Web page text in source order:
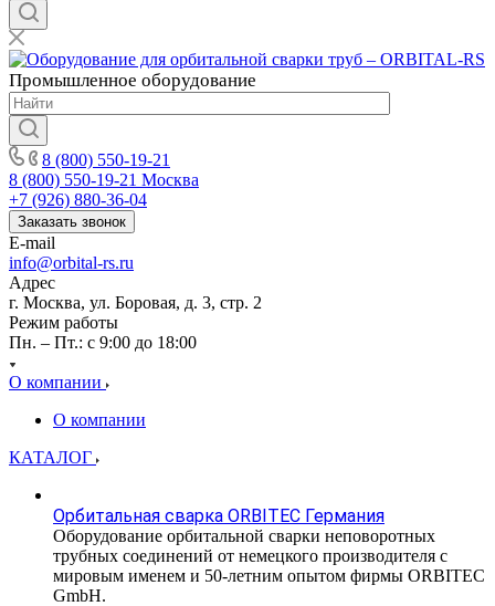
Промышленное оборудование
8 (800) 550-19-21
8 (800) 550-19-21 Москва
+7 (926) 880-36-04
Заказать звонок
E-mail
info@orbital-rs.ru
Адрес
г. Москва, ул. Боровая, д. 3, стр. 2
Режим работы
Пн. – Пт.: с 9:00 до 18:00
О компании
О компании
КАТАЛОГ
Орбитальная сварка ORBITEC Германия
Оборудование орбитальной сварки неповоротных
трубных соединений от немецкого производителя с
мировым именем и 50-летним опытом фирмы ORBITEC
GmbH.